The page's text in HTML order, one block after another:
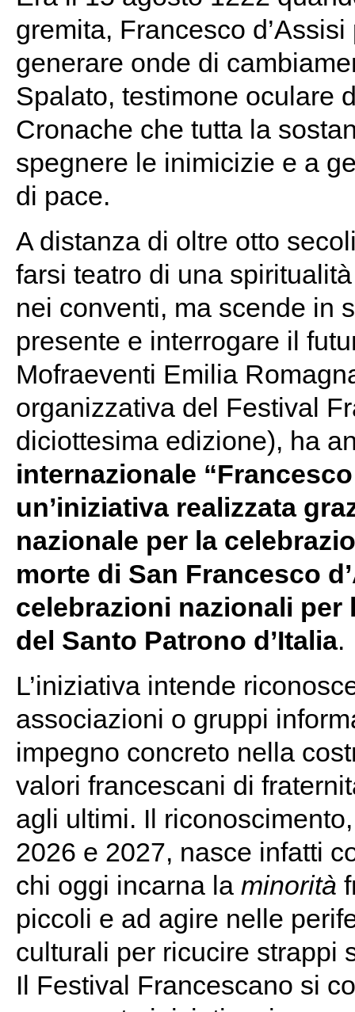
gremita, Francesco
generare onde di
Spalato, testimone oculare
Cronache che tutta la
spegnere le inimicizie e a
di pace.
A distanza di oltre otto
farsi teatro di una
nei conventi, ma scende in
presente e interrogare il
Mofraeventi Emilia
organizzativa del Festival
diciottesima edizione), ha
internazionale
un’iniziativa realizzata
nazionale per la
morte di San Francesco
celebrazioni nazionali per
del Santo Patrono d’Italia.
L’iniziativa intende
associazioni o gruppi
impegno concreto nella
valori francescani di
agli ultimi. Il
2026 e 2027, nasce infatti
chi oggi incarna la minorità
piccoli e ad agire nelle
culturali per ricucire strappi
Il Festival Francescano si